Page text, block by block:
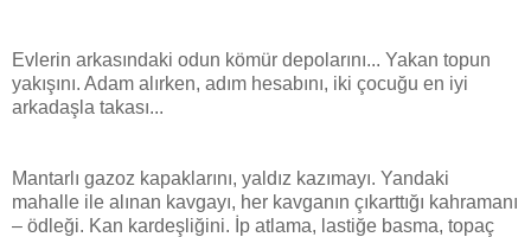
Evlerin arkasındaki odun kömür depolarını... Yakan topun
yakışını. Adam alırken, adım hesabını, iki çocuğu en iyi
arkadaşla takası...
Mantarlı gazoz kapaklarını, yaldız kazımayı. Yandaki
mahalle ile alınan kavgayı, her kavganın çıkarttığı kahramanı
– ödleği. Kan kardeşliğini. İp atlama, lastiğe basma, topaç